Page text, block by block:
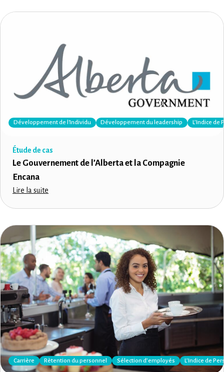
Développement de l'Individu Développement du leadership L’Indice de
Étude de cas
Le Gouvernement de l’Alberta et la Compagnie
Encana
Lire la suite
Carrière Rètention du personnel Sélection d’employés L’Indice de